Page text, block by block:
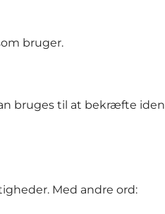
bruger.
bruges til at bekræfte
Med andre ord: